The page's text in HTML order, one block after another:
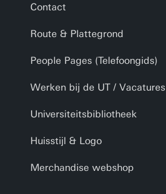
Contact
Route & Plattegrond
People Pages (Telefoongids)
Werken bij de UT / Vacatures
Universiteitsbibliotheek
Huisstijl & Logo
Merchandise webshop